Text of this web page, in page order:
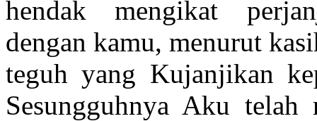
hendak mengikat
dengan kamu, menurut
teguh yang Kujanjikan
Sesungguhnya Aku telah